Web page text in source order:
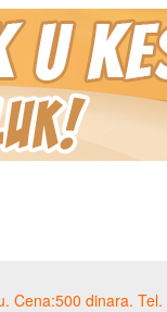
Cena:500 dinara.